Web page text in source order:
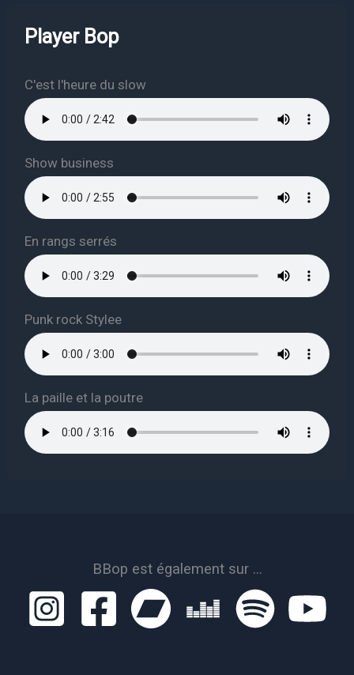
Player Bop
C'est l'heure du slow
Show business
En rangs serrés
Punk rock Stylee
La paille et la poutre
BBop est également sur ...